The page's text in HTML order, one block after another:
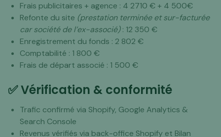
Frais publicitaires + agence : 4 2710 € + 4 500€
Refonte du site (prestation terminée et sur-facturée
car société de l’ex-associé): 12 350 €
Enregistrement du fonds : 2 802 €
Comptabilité : 1 800 €
Frais de départ associé : 1 500 €
✅ Vérification & conformité
Trafic confirmé via Shopify, Google Analytics &
Search Console
Revenus vérifiés via back-office Shopify et Bilan